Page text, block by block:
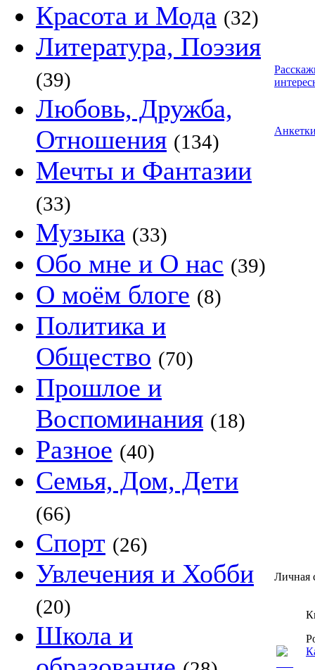
Красота и Мода (32)
Литература, Поэзия
(39)
Любовь, Дружба,
Отношения (134)
Мечты и Фантазии
(33)
Музыка (33)
Обо мне и О нас (39)
О моём блоге (8)
Политика и
Общество (70)
Прошлое и
Воспоминания (18)
Разное (40)
Семья, Дом, Дети
(66)
Спорт (26)
Увлечения и Хобби
(20)
Школа и
Личная